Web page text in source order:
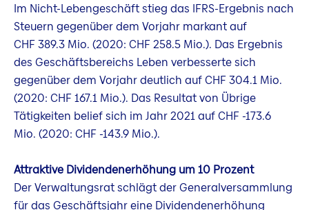
Im Nicht-Lebengeschäft stieg das IFRS-Ergebnis nach
Steuern gegenüber dem Vorjahr markant auf
CHF 389.3 Mio. (2020: CHF 258.5 Mio.). Das Ergebnis
des Geschäftsbereichs Leben verbesserte sich
gegenüber dem Vorjahr deutlich auf CHF 304.1 Mio.
(2020: CHF 167.1 Mio.). Das Resultat von Übrige
Tätigkeiten belief sich im Jahr 2021 auf CHF -173.6
Mio. (2020: CHF -143.9 Mio.).
Attraktive Dividendenerhöhung um 10 Prozent
Der Verwaltungsrat schlägt der Generalversammlung
für das Geschäftsjahr eine Dividendenerhöhung